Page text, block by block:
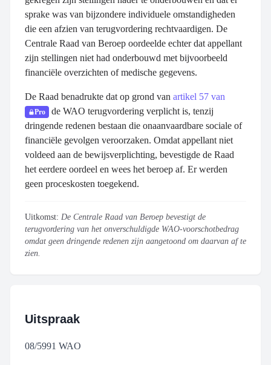
sprake was van bijzondere individuele omstandigheden
die een afzien van terugvordering rechtvaardigen. De
Centrale Raad van Beroep oordeelde echter dat appellant
zijn stellingen niet had onderbouwd met bijvoorbeeld
financiële overzichten of medische gegevens.
De Raad benadrukte dat op grond van artikel 57 van
Pro
de WAO terugvordering verplicht is, tenzij
dringende redenen bestaan die onaanvaardbare sociale of
financiële gevolgen veroorzaken. Omdat appellant niet
voldeed aan de bewijsverplichting, bevestigde de Raad
het eerdere oordeel en wees het beroep af. Er werden
geen proceskosten toegekend.
Uitkomst: De Centrale Raad van Beroep bevestigt de
terugvordering van het onverschuldigde WAO-voorschotbedrag
omdat geen dringende redenen zijn aangetoond om daarvan af te
zien.
Uitspraak
08/5991 WAO